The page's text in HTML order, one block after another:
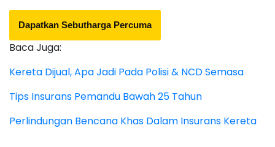
Dapatkan Sebutharga Percuma
Baca Juga:
Kereta Dijual, Apa Jadi Pada Polisi & NCD Semasa
Tips Insurans Pemandu Bawah 25 Tahun
Perlindungan Bencana Khas Dalam Insurans Kereta